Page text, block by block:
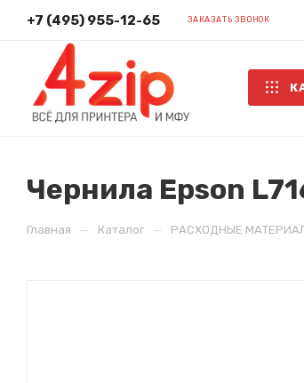
+7 (495) 955-12-65 ЗАКАЗАТЬ ЗВОНОК
Чернила Epson
Главная — Каталог — РАСХОДНЫЕ